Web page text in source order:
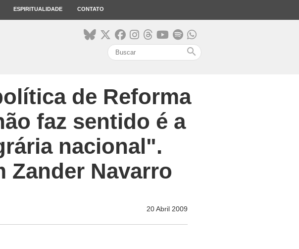
ESPIRITUALIDADE CONTATO
search
de Reforma
faz sentido é a
nacional".
Zander Navarro
20 Abril 2009